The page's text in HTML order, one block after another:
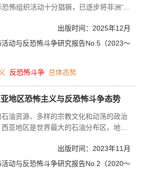
恐怖组织活动十分猖獗，已逐步将非洲“塑
与大国博弈相互借力，反恐政治化工具
，联合国、区域国际组织及相关各国开
冲突持续，互联网、社交媒体以及新技
发展或将拥有新土壤和新空间，这将使
严峻复杂的恐怖主义形势，未来国际社
全力以赴防止恐怖势力的再次肆虐。
出版时间：2025年12月
活动与反恐怖斗争研究报告No.5（2023～
反恐怖斗争 总体态势
地区恐怖主义与反恐怖斗争态势
油资源、多样的宗教文化和动荡的政治
亚地区是世界最大的石油分布区，地区
半以上，霍尔木兹海峡更被称为西方的
石油海峡”，是海湾地区石油输往世界各
出版时间：2023年11月
活动与反恐怖斗争研究报告No.2（2020～